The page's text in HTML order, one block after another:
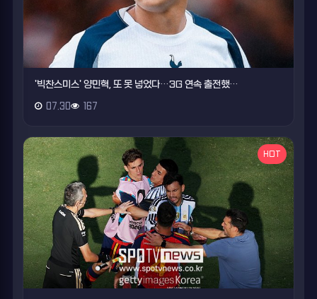
'빅찬스미스' 양민혁, 또 못 넣었다…3G 연속 출전했…
07.30 167
HOT